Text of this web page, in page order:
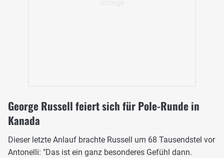
George Russell feiert sich für Pole-Runde in
Kanada
Dieser letzte Anlauf brachte Russell um 68 Tausendstel vor
Antonelli: "Das ist ein ganz besonderes Gefühl dann.